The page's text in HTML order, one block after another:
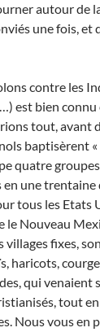
autour de
une fois, et
contre les
est bien
tout, avant
baptisèrent «
quatre
une trentaine
tous les Etats
Nouveau
villages fixes,
haricots,
qui venaient
tout
Nous vous en